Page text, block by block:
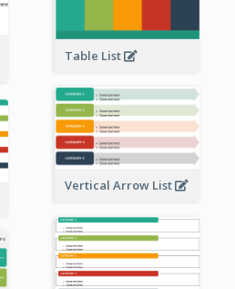
Table List
Vertical Arrow List